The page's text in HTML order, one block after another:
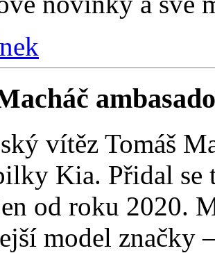
vítěz Tomáš
Kia. Přidal se
od roku 2020.
model značky